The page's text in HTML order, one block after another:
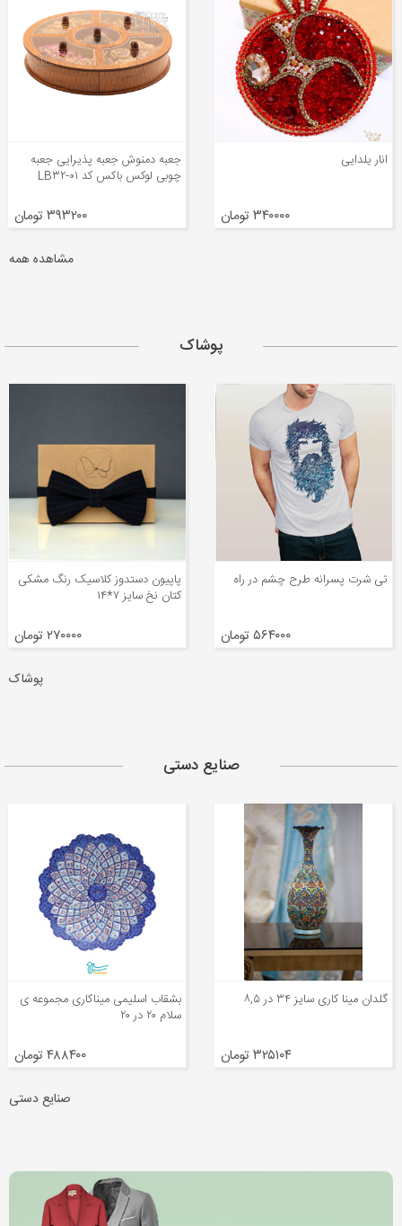
جعبه دمنوش جعبه پذیرایی جعبه
۳۹۳۲۰۰ تومان
دستبند انار یلدا Y۲
۴۳۸۰۰۰ تومان
مشاهده همه
پوشاک
پاپیون دستدوز کلاسیک رنگ مشکی
۲۷۰۰۰۰ تومان
روسری طرح دار زمینه زرشکی طرح
مربع مربع
۳۴۲۱۸۴ تومان
پوشاک
صنایع دستی
بشقاب اسلیمی میناکاری مجموعه ی
۴۸۸۴۰۰ تومان
شیرینی خوری پایه دار مسی
۵۸۳۶۰۰ تومان
صنایع دستی